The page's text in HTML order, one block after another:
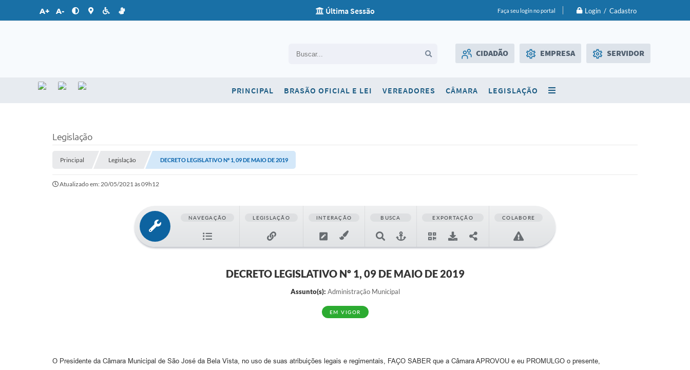
Faça seu login no portal Login / Cadastro
A+ A- Última Sessão
CIDADÃO
Concursos
EMPRESA
SIC
SERVIDOR
PRINCIPAL BRASÃO OFICIAL E LEI VEREADORES CÂMARA LEGISLAÇÃO
Legislação
Principal Legislação DECRETO LEGISLATIVO Nº 1, 09 DE MAIO DE 2019
Atualizado em: 20/05/2021 às 09h12
NAVEGAÇÃO LEGISLAÇÃO INTERAÇÃO BUSCA EXPORTAÇÃO COLABORE
DECRETO LEGISLATIVO Nº 1, 09 DE MAIO DE 2019
Assunto(s): Administração Municipal
EM VIGOR
O Presidente da Câmara Municipal de São José da Bela Vista, no uso de suas atribuições legais e regimentais, FAÇO SABER que a Câmara APROVOU e eu PROMULGO o presente,